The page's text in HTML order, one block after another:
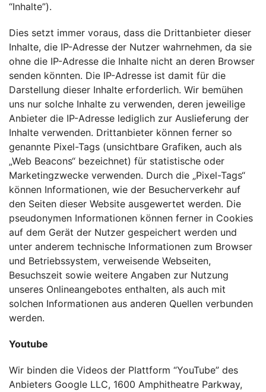
“Inhalte”).
Dies setzt immer voraus, dass die Drittanbieter dieser
Inhalte, die IP-Adresse der Nutzer wahrnehmen, da sie
ohne die IP-Adresse die Inhalte nicht an deren Browser
senden könnten. Die IP-Adresse ist damit für die
Darstellung dieser Inhalte erforderlich. Wir bemühen
uns nur solche Inhalte zu verwenden, deren jeweilige
Anbieter die IP-Adresse lediglich zur Auslieferung der
Inhalte verwenden. Drittanbieter können ferner so
genannte Pixel-Tags (unsichtbare Grafiken, auch als
„Web Beacons“ bezeichnet) für statistische oder
Marketingzwecke verwenden. Durch die „Pixel-Tags“
können Informationen, wie der Besucherverkehr auf
den Seiten dieser Website ausgewertet werden. Die
pseudonymen Informationen können ferner in Cookies
auf dem Gerät der Nutzer gespeichert werden und
unter anderem technische Informationen zum Browser
und Betriebssystem, verweisende Webseiten,
Besuchszeit sowie weitere Angaben zur Nutzung
unseres Onlineangebotes enthalten, als auch mit
solchen Informationen aus anderen Quellen verbunden
werden.
Youtube
Wir binden die Videos der Plattform “YouTube” des
Anbieters Google LLC, 1600 Amphitheatre Parkway,